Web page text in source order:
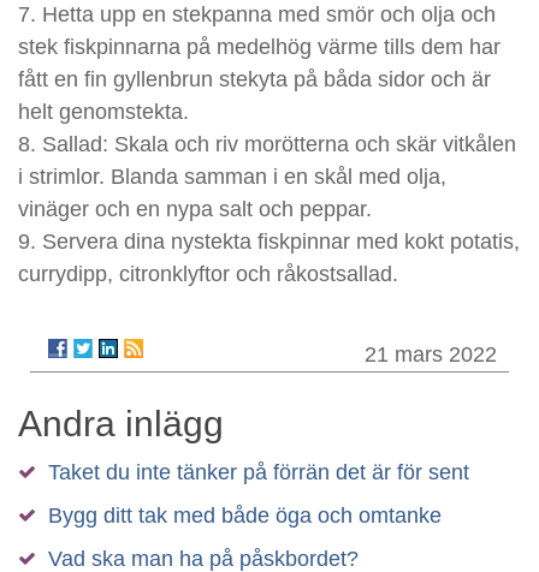
7. Hetta upp en stekpanna med smör och olja och
stek fiskpinnarna på medelhög värme tills dem har
fått en fin gyllenbrun stekyta på båda sidor och är
helt genomstekta.
8. Sallad: Skala och riv morötterna och skär vitkålen
i strimlor. Blanda samman i en skål med olja,
vinäger och en nypa salt och peppar.
9. Servera dina nystekta fiskpinnar med kokt potatis,
currydipp, citronklyftor och råkostsallad.
21 mars 2022
Andra inlägg
Taket du inte tänker på förrän det är för sent
Bygg ditt tak med både öga och omtanke
Vad ska man ha på påskbordet?